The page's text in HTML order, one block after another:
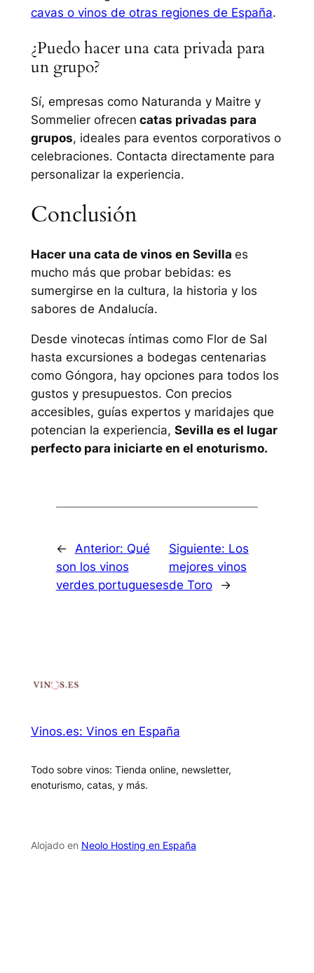
cavas o vinos de otras regiones de España.
¿Puedo hacer una cata privada para
un grupo?
Sí, empresas como Naturanda y Maitre y
Sommelier ofrecen catas privadas para
grupos, ideales para eventos corporativos o
celebraciones. Contacta directamente para
personalizar la experiencia.
Conclusión
Hacer una cata de vinos en Sevilla es
mucho más que probar bebidas: es
sumergirse en la cultura, la historia y los
sabores de Andalucía.
Desde vinotecas íntimas como Flor de Sal
hasta excursiones a bodegas centenarias
como Góngora, hay opciones para todos los
gustos y presupuestos. Con precios
accesibles, guías expertos y maridajes que
potencian la experiencia, Sevilla es el lugar
perfecto para iniciarte en el enoturismo.
← Anterior: Qué
son los vinos
verdes portugueses
Siguiente: Los
mejores vinos
de Toro
→
Vinos.es: Vinos en España
Todo sobre vinos: Tienda online, newsletter,
enoturismo, catas, y más.
Alojado en Neolo Hosting en España